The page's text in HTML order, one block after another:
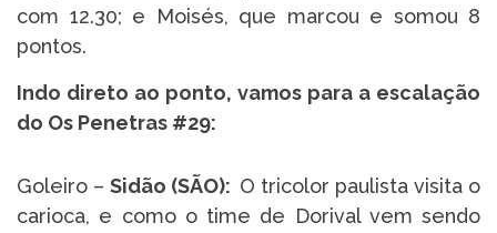
com 12.30; e Moisés, que marcou e somou 8
pontos.
Indo direto ao ponto, vamos para a escalação
do Os Penetras #29:
Goleiro – Sidão (SÃO): O tricolor paulista visita o
carioca, e como o time de Dorival vem sendo